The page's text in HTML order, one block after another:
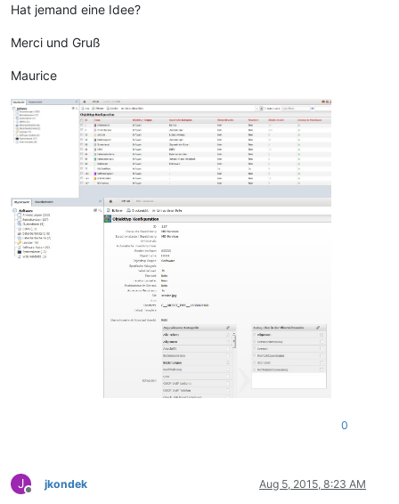
Hat jemand eine Idee?
Merci und Gruß
Maurice
0
J
Offline
jkondek Aug 5, 2015, 8:23 AM